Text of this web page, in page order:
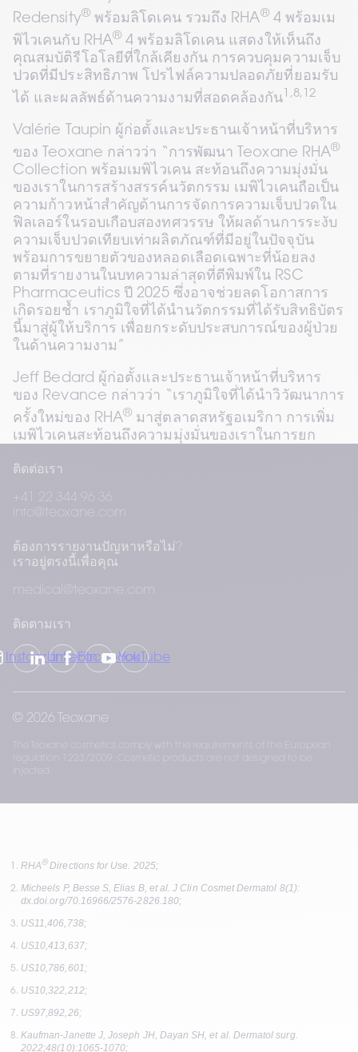
Redensity® พร้อมลิโดเคน รวมถึง RHA® 4 พร้อมเม
พิไวเคนกับ RHA® 4 พร้อมลิโดเคน แสดงให้เห็นถึง
คุณสมบัติรีโอโลยีที่ใกล้เคียงกัน การควบคุมความเจ็บ
ปวดที่มีประสิทธิภาพ โปรไฟล์ความปลอดภัยที่ยอมรับ
ได้ และผลลัพธ์ด้านความงามที่สอดคล้องกัน 1,8,12
Valérie Taupin ผู้ก่อตั้งและประธานเจ้าหน้าที่บริหาร
ของ Teoxane กล่าวว่า “การพัฒนา Teoxane RHA®
Collection พร้อมเมพิไวเคน สะท้อนถึงความมุ่งมั่น
ของเราในการสร้างสรรค์นวัตกรรม เมพิไวเคนถือเป็น
ความก้าวหน้าสำคัญด้านการจัดการความเจ็บปวดใน
ฟิลเลอร์ในรอบเกือบสองทศวรรษ ให้ผลด้านการระงับ
ความเจ็บปวดเทียบเท่าผลิตภัณฑ์ที่มีอยู่ในปัจจุบัน
พร้อมการขยายตัวของหลอดเลือดเฉพาะที่น้อยลง
ตามที่รายงานในบทความล่าสุดที่ตีพิมพ์ใน RSC
Pharmaceutics ปี 2025 ซึ่งอาจช่วยลดโอกาสการ
เกิดรอยช้ำ เราภูมิใจที่ได้นำนวัตกรรมที่ได้รับสิทธิบัตร
นี้มาสู่ผู้ให้บริการ เพื่อยกระดับประสบการณ์ของผู้ป่วย
ในด้านความงาม”
Jeff Bedard ผู้ก่อตั้งและประธานเจ้าหน้าที่บริหาร
ของ Revance กล่าวว่า “เราภูมิใจที่ได้นำวิวัฒนาการ
ครั้งใหม่ของ RHA® มาสู่ตลาดสหรัฐอเมริกา การเพิ่ม
เมพิไวเคนสะท้อนถึงความมุ่งมั่นของเราในการยก
ความงามที่ผู้ให้บริการคาดหวังจาก RHA
Collection”
https://www.revance.com/news/press-
releases/teoxane-rha-collection-
ติดตามเรา
InstagramLinkedInFacebookYouTube
ติดต่อเรา
+41 22 344 96 36
info@teoxane.com
ต้องการรายงานปัญหาหรือไม่?
เราอยู่ตรงนี้เพื่อคุณ
medical@teoxane.com
© 2026 Teoxane
The Teoxane cosmetics comply with the requirements of the European
regulation 1223/2009. Cosmetic products are not designed to be
injected.
RHA® Directions for Use. 2025;
Micheels P, Besse S, Elias B, et al. J Clin Cosmet Dermatol 8(1):
dx.doi.org/70.16966/2576-2826.180;
US11,406,738;
US10,413,637;
US10,786,601;
US10,322,212;
US97,892,26;
Kaufman-Janette J, Joseph JH, Dayan SH, et al. Dermatol surg.
2022;48(10):1065-1070;